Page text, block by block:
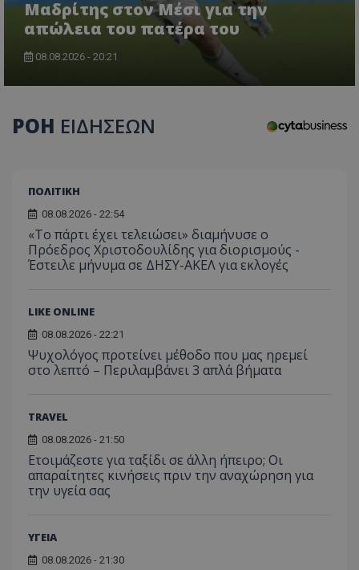
Μαδρίτης στον Μέσι για την
απώλεια του πατέρα του
08.08.2026 - 20:21
ΡΟΗ ΕΙΔΗΣΕΩΝ
ΠΟΛΙΤΙΚΗ
08.08.2026 - 22:54
«Το πάρτι έχει τελειώσει» διαμήνυσε ο
Πρόεδρος Χριστοδουλίδης για διορισμούς -
Έστειλε μήνυμα σε ΔΗΣΥ-ΑΚΕΛ για εκλογές
LIKE ONLINE
08.08.2026 - 22:21
Ψυχολόγος προτείνει μέθοδο που μας ηρεμεί
στο λεπτό – Περιλαμβάνει 3 απλά βήματα
TRAVEL
08.08.2026 - 21:50
Ετοιμάζεστε για ταξίδι σε άλλη ήπειρο; Οι
απαραίτητες κινήσεις πριν την αναχώρηση για
την υγεία σας
ΥΓΕΙΑ
08.08.2026 - 21:30